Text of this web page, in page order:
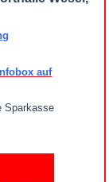
auf
Sparkasse